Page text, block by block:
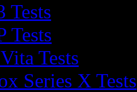
Tests
Tests
Tests
Series X Tests